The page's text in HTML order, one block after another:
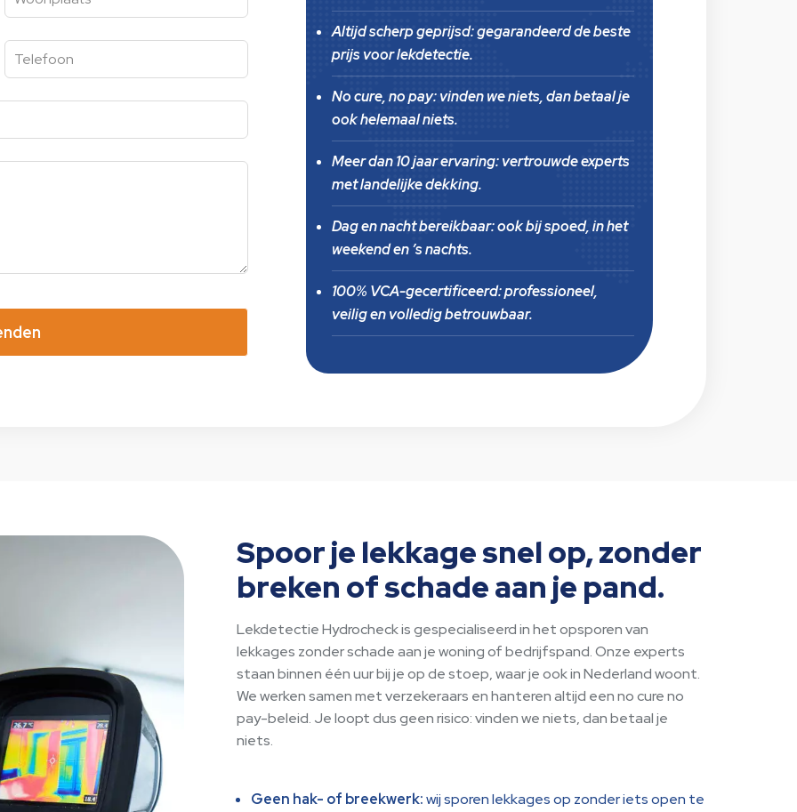
Altijd scherp geprijsd:gegarandeerd de beste
prijs voor lekdetectie.
No cure, no pay:vinden we niets, dan betaal je
ook helemaal niets.
Meer dan 10 jaar ervaring:vertrouwde experts
met landelijke dekking.
Dag en nacht bereikbaar:ook bij spoed, in het
weekend en ’s nachts.
100% VCA-gecertificeerd:professioneel,
veilig en volledig betrouwbaar.
Spoor je lekkage snel op, zonder
breken of schade aan je pand.
Lekdetectie Hydrocheck is gespecialiseerd in het opsporen van
lekkages zonder schade aan je woning of bedrijfspand. Onze experts
staan binnen één uur bij je op de stoep, waar je ook in Nederland woont.
We werken samen met verzekeraars en hanteren altijd een no cure no
pay-beleid. Je loopt dus geen risico: vinden we niets, dan betaal je
niets.
Geen hak- of breekwerk:wij sporen lekkages op zonder iets open te